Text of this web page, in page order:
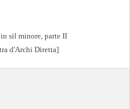
sil minore, parte II
d'Archi Diretta]